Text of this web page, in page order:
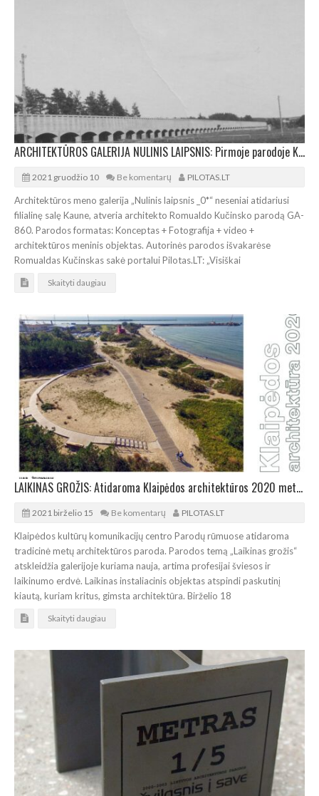
ARCHITEKTŪROS GALERIJA NULINIS LAIPSNIS: Pirmoje parodoje Kaune – Romualdas Kučinskas
2021 gruodžio 10 Be komentarų PILOTAS.LT
Architektūros meno galerija „Nulinis laipsnis _0*“ neseniai atidariusi
filialinę salę Kaune, atveria architekto Romualdo Kučinsko parodą GA-
860. Parodos formatas: Konceptas + Fotografija + video +
architektūros meninis objektas. Autorinės parodos išvakarėse
Romualdas Kučinskas sakė portalui Pilotas.LT: „Visiškai
Skaityti daugiau
LAIKINAS GROŽIS: Atidaroma Klaipėdos architektūros 2020 metų paroda
2021 birželio 15 Be komentarų PILOTAS.LT
Klaipėdos kultūrų komunikacijų centro Parodų rūmuose atidaroma
tradicinė metų architektūros paroda. Parodos temą „Laikinas grožis“
atskleidžia galerijoje kuriama nauja, artima profesijai šviesos ir
laikinumo erdvė. Laikinas instaliacinis objektas atspindi paskutinį
kiautą, kuriam kritus, gimsta architektūra. Birželio 18
Skaityti daugiau